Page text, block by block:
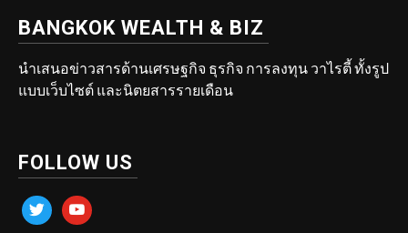
BANGKOK WEALTH & BIZ
นำเสนอข่าวสารด้านเศรษฐกิจ ธุรกิจ การลงทุน วาไรตี้ ทั้งรูป
แบบเว็บไซต์ และนิตยสารรายเดือน
FOLLOW US
twitter youtube